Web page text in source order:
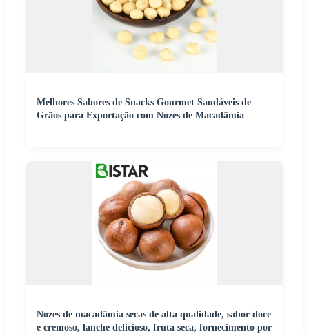
Melhores Sabores de Snacks Gourmet Saudáveis de
Grãos para Exportação com Nozes de Macadâmia
Nozes de macadâmia secas de alta qualidade, sabor doce
e cremoso, lanche delicioso, fruta seca, fornecimento por